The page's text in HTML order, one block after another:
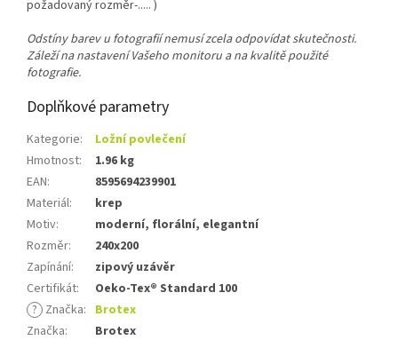
požadovaný rozměr-..... )
Odstíny barev u fotografií nemusí zcela odpovídat skutečnosti.
Záleží na nastavení Vašeho monitoru a na kvalitě použité
fotografie.
Doplňkové parametry
Kategorie:
Ložní povlečení
Hmotnost:
1.96 kg
EAN:
8595694239901
Materiál:
krep
Motiv:
moderní, florální, elegantní
Rozměr:
240x200
Zapínání:
zipový uzávěr
Certifikát:
Oeko-Tex® Standard 100
? Značka: Brotex
Značka: Brotex